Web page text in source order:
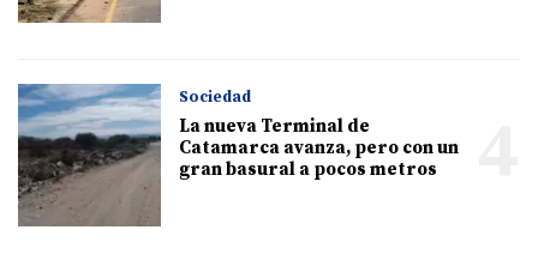
Sociedad
La nueva Terminal de
Catamarca avanza, pero con un
gran basural a pocos metros